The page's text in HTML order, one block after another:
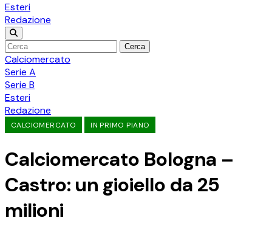
Esteri
Redazione
Cerca
Calciomercato
Serie A
Serie B
Esteri
Redazione
CALCIOMERCATO IN PRIMO PIANO
Calciomercato Bologna –
Castro: un gioiello da 25
milioni